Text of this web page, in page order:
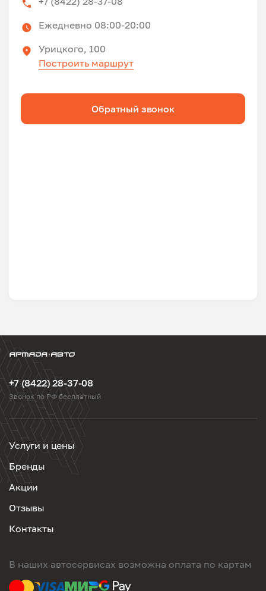
Ежедневно 08:00-20:00
Урицкого, 100
Построить маршрут
Обратный звонок
+7 (8422) 28-37-08
Звонок по РФ бесплатный
Услуги и цены
Бренды
Акции
Отзывы
Контакты
В наших автосервисах возможна оплата по картам